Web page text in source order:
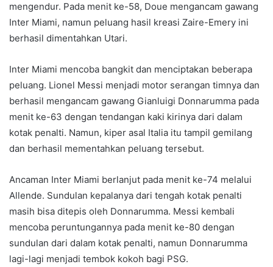
mengendur. Pada menit ke-58, Doue mengancam gawang
Inter Miami, namun peluang hasil kreasi Zaire-Emery ini
berhasil dimentahkan Utari.
Inter Miami mencoba bangkit dan menciptakan beberapa
peluang. Lionel Messi menjadi motor serangan timnya dan
berhasil mengancam gawang Gianluigi Donnarumma pada
menit ke-63 dengan tendangan kaki kirinya dari dalam
kotak penalti. Namun, kiper asal Italia itu tampil gemilang
dan berhasil mementahkan peluang tersebut.
Ancaman Inter Miami berlanjut pada menit ke-74 melalui
Allende. Sundulan kepalanya dari tengah kotak penalti
masih bisa ditepis oleh Donnarumma. Messi kembali
mencoba peruntungannya pada menit ke-80 dengan
sundulan dari dalam kotak penalti, namun Donnarumma
lagi-lagi menjadi tembok kokoh bagi PSG.